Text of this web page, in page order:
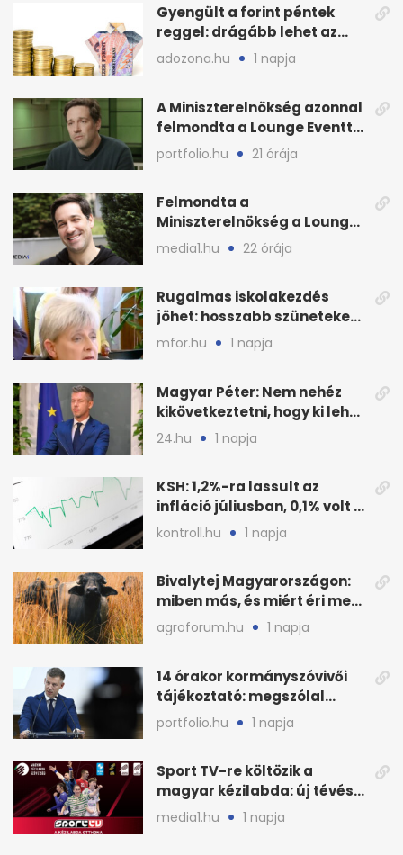
Gyengült a forint péntek
reggel: drágább lehet az
euró és a dollár
adozona.hu 1 napja
A Miniszterelnökség azonnal
felmondta a Lounge Eventtel
kötött szerződést
portfolio.hu 21 órája
Felmondta a
Miniszterelnökség a Lounge
Event keretszerződését
media1.hu 22 órája
Rugalmas iskolakezdés
jöhet: hosszabb szüneteket
javasolnak szeptembertől
mfor.hu 1 napja
Magyar Péter: Nem nehéz
kikövetkeztetni, hogy ki lehet
a három jelölt
24.hu 1 napja
KSH: 1,2%-ra lassult az
infláció júliusban, 0,1% volt a
havi áresés
kontroll.hu 1 napja
Bivalytej Magyarországon:
miben más, és miért éri meg
feldolgozni?
agroforum.hu 1 napja
14 órakor kormányszóvivői
tájékoztató: megszólal
Magyar Péter is
portfolio.hu 1 napja
Sport TV-re költözik a
magyar kézilabda: új tévés
megállapodás
media1.hu 1 napja